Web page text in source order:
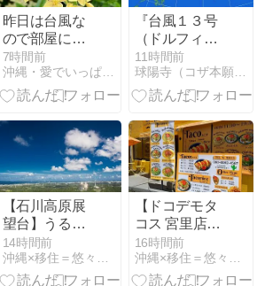
昨日は台風な
ので部屋にこ
もって、花の
写真を眺めな
がら・・
7時間前
沖縄・愛でいっぱいの地球
『台風１３号
（ドルフィ
ン）・臨時休
業③』 球陽寺
（コザ本願
ス速報
11時間前
球陽寺（コザ本願寺）・オフィシャルブログ
【石川高原展
望台】うるま
市にある穴場
の展望台。階
段は大変だけ
14時間前
【ドコデモタ
コス 宮里店】
もっちりな生
地とたっぷり
レタスが最高
16時間前